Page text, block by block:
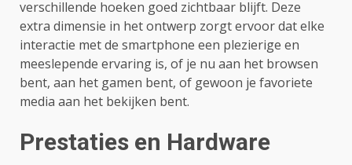
verschillende hoeken goed zichtbaar blijft. Deze
extra dimensie in het ontwerp zorgt ervoor dat elke
interactie met de smartphone een plezierige en
meeslepende ervaring is, of je nu aan het browsen
bent, aan het gamen bent, of gewoon je favoriete
media aan het bekijken bent.
Prestaties en Hardware